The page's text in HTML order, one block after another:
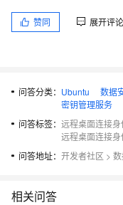
赞同 展开评论
问答分类： Ubuntu 数据
密钥管理服务
问答标签： 远程桌面连接
远程桌面连接
问答地址： 开发者社区 >
相关问答